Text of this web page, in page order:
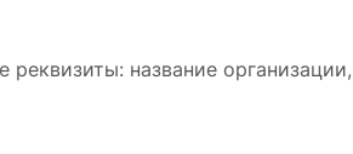
реквизиты: название